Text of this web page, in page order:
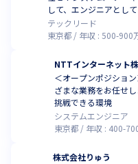
して、エンジニアとし
テックリード
東京都
年収 : 500-900
NTTインターネット
＜オープンポジショ
ざまな業務をお任せ
挑戦できる環境
システムエンジニア
東京都
年収 : 400-
株式会社りゅう